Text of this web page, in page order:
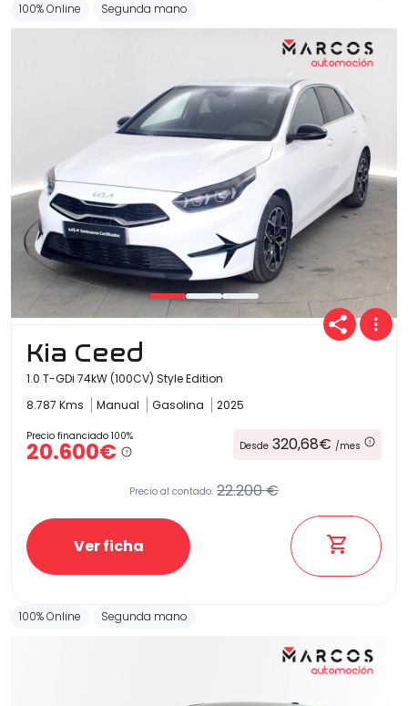
100% Online Segunda mano
Kia Ceed
1.0 T-GDi 74kW (100CV) Style Edition
8.787 Kms
Manual Gasolina 2025
Precio financiado 100%
20.600€ Desde 320,68€ /mes
Precio al contado: 22.200 €
Ver ficha
100% Online Segunda mano